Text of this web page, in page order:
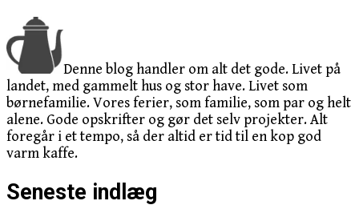
Denne blog handler om alt det gode. Livet på
landet, med gammelt hus og stor have. Livet som
børnefamilie. Vores ferier, som familie, som par og helt
alene. Gode opskrifter og gør det selv projekter. Alt
foregår i et tempo, så der altid er tid til en kop god
varm kaffe.
Seneste indlæg